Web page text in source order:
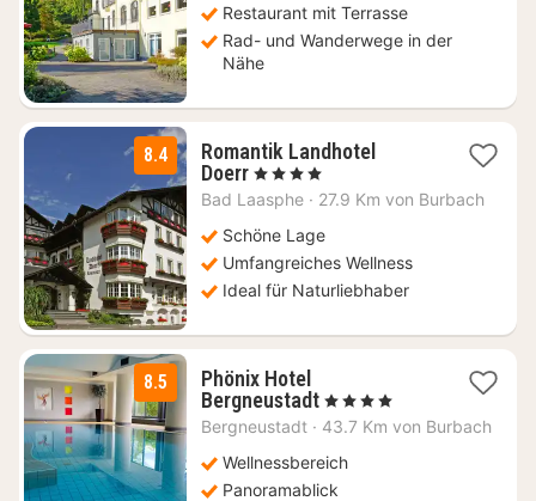
Restaurant mit Terrasse
Rad- und Wanderwege in der
Nähe
8.4
Romantik Landhotel
Doerr1
Nacht
143,19
€
, 4 Sterne
Bad Laasphe · 27.9 Km von Burbach
Schöne Lage
Umfangreiches Wellness
Ideal für Naturliebhaber
8.5
Phönix Hotel
Bergneustadt1
Nacht
140
€
, 4 Sterne
Bergneustadt · 43.7 Km von Burbach
Wellnessbereich
Panoramablick